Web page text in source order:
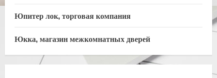
Юпитер лок, торговая компания
Юкка, магазин межкомнатных дверей